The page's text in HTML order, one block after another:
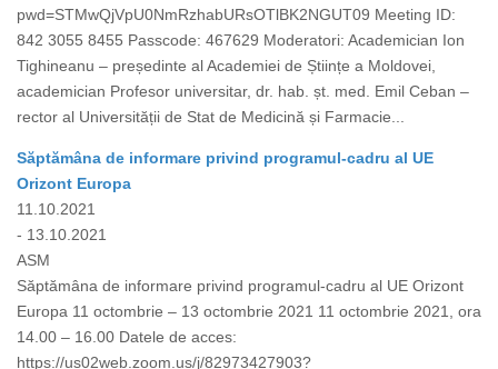
pwd=STMwQjVpU0NmRzhabURsOTlBK2NGUT09 Meeting ID:
842 3055 8455 Passcode: 467629 Moderatori: Academician Ion
Tighineanu – președinte al Academiei de Științe a Moldovei,
academician Profesor universitar, dr. hab. șt. med. Emil Ceban –
rector al Universității de Stat de Medicină și Farmacie...
Săptămâna de informare privind programul-cadru al UE
Orizont Europa
11.10.2021
- 13.10.2021
ASM
Săptămâna de informare privind programul-cadru al UE Orizont
Europa 11 octombrie – 13 octombrie 2021 11 octombrie 2021, ora
14.00 – 16.00 Datele de acces:
https://us02web.zoom.us/j/82973427903?